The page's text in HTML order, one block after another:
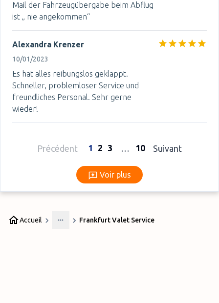
Mail der Fahrzeugübergabe beim Abflug
ist „ nie angekommen“
Alexandra Krenzer
10/01/2023
Es hat alles reibungslos geklappt.
Schneller, problemloser Service und
freundliches Personal. Sehr gerne
wieder!
Précédent 1 2 3 … 10 Suivant
Voir plus
Voir plus
Accueil
More
Frankfurt Valet Service